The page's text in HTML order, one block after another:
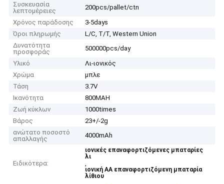
Συσκευασία
λεπτομέρειες
200pcs/pallet/ctn
Χρόνος παράδοσης
3-5days
Όροι πληρωμής
L/C, T/T, Western Union
Δυνατότητα
προσφοράς
500000pcs/day
Υλικό
Λι-ιονικός
Χρώμα
μπλε
Τάση
3.7V
Ικανότητα
800MAH
Ζωή κύκλων
1000times
Βάρος
23+/-2g
ανώτατο ποσοστό
απαλλαγής
4000mAh
Ειδικότερα:
ιονικές επαναφορτιζόμενες μπαταρίες
λι
,
ιονική AA επαναφορτιζόμενη μπαταρία
λίθιου